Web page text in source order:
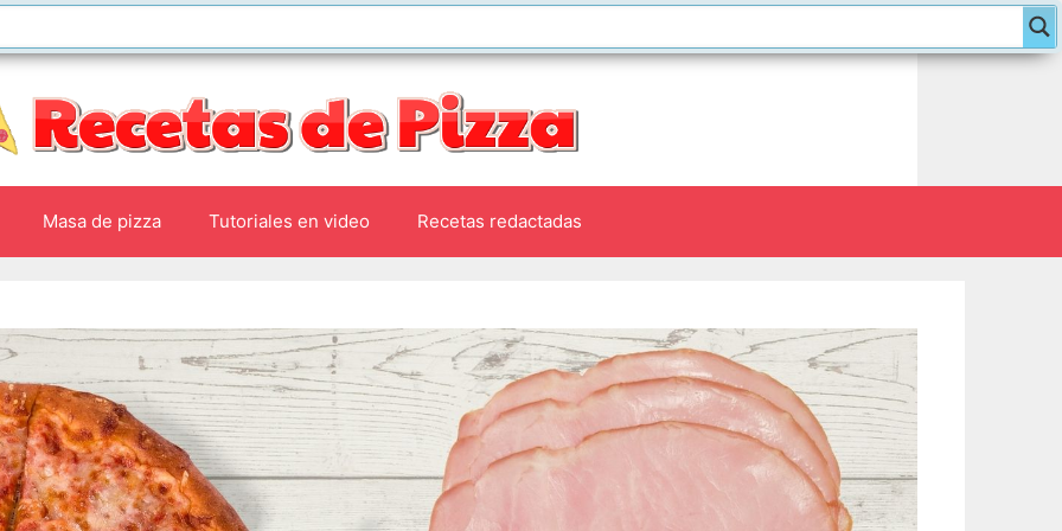
Masa de pizza Tutoriales en video Recetas redactadas